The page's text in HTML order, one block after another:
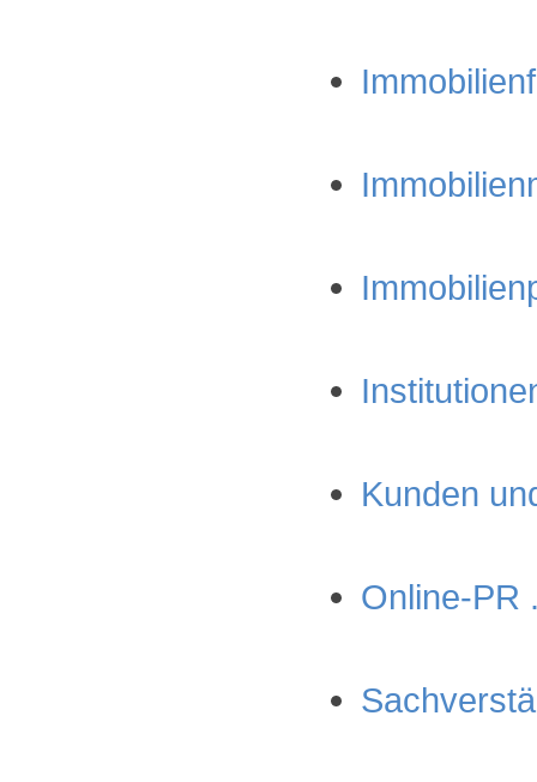
Kunden
Online-PR